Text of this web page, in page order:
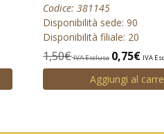
Codice: 381145
Disponibilità sede: 90
Disponibilità filiale: 20
1,50€ IVA Esclusa 0,75€ IVA
Aggiungi al